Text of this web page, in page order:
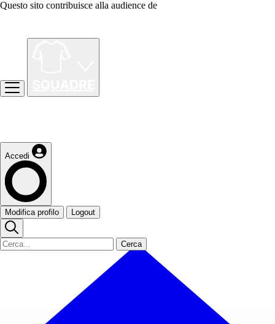
Questo sito contribuisce alla audience de
Accedi
Modifica profilo Logout
Cerca